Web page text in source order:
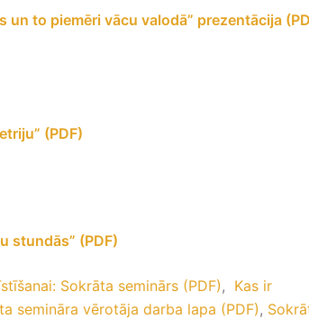
to piemēri vācu valodā” prezentācija
(PDF)
stundās” (PDF)
Sokrāta seminārs (PDF), Kas ir
semināra vērotāja darba lapa (PDF) ,